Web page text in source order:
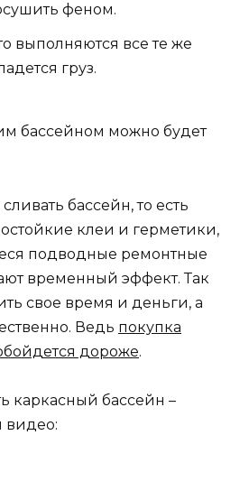
феном.
выполняются все те же
груз.
бассейном можно будет
бассейн, то есть
клеи и герметики,
подводные ремонтные
временный эффект. Так
свое время и деньги, а
Ведь покупка
дороже.
каркасный бассейн –
видео: